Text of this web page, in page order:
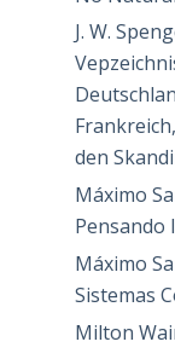
J. W.
den
Máximo
Pensando
Máximo
Sistemas
Milton